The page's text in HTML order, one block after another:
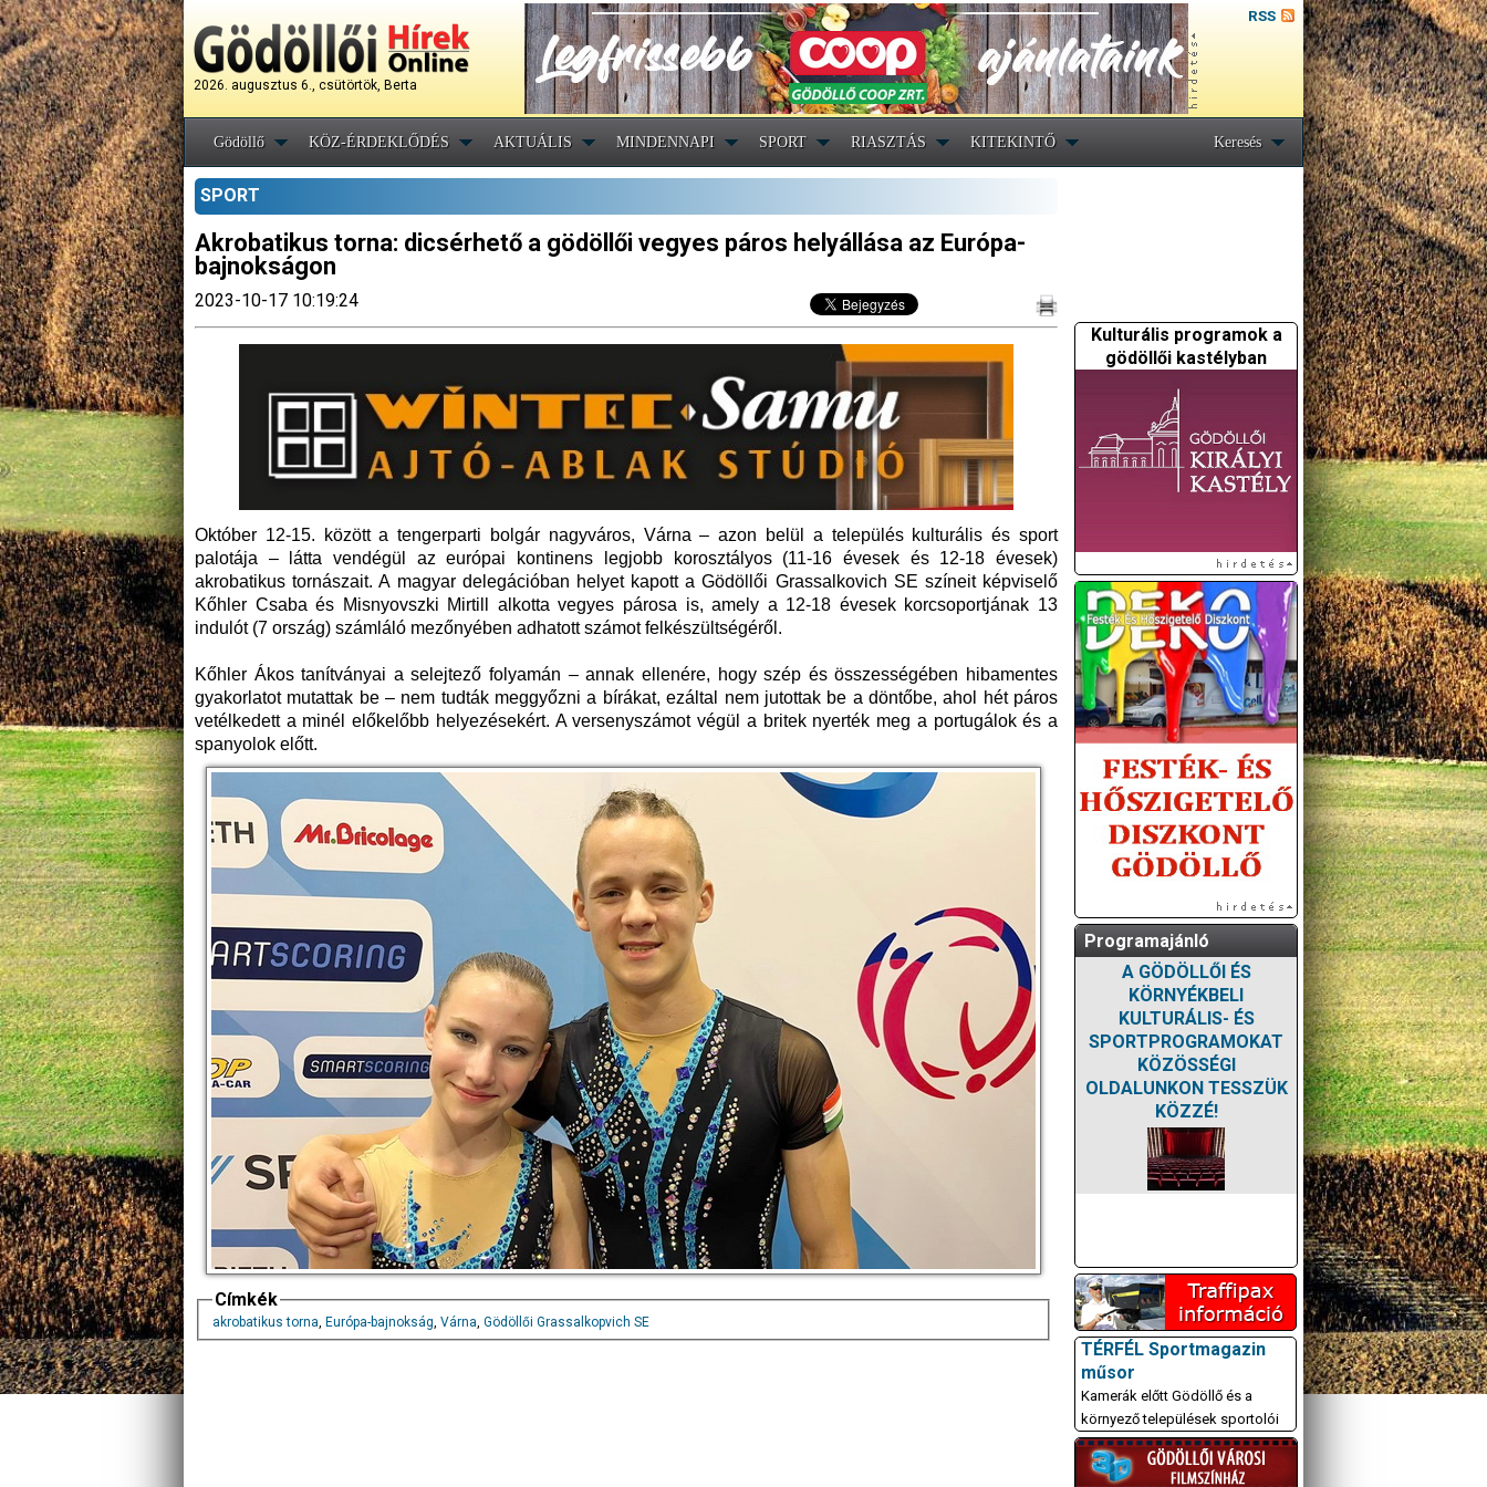
2026. augusztus 6., csütörtök, Berta
RSS
Gödöllő KÖZ-ÉRDEKLŐDÉS AKTUÁLIS MINDENNAPI SPORT RIASZTÁS KITEKINTŐ Keresés
SPORT
Akrobatikus torna: dicsérhető a gödöllői vegyes páros helyállása az Európa-
bajnokságon
2023-10-17 10:19:24
Október 12-15. között a tengerparti bolgár nagyváros, Várna – azon belül a település kulturális és sport
palotája – látta vendégül az európai kontinens legjobb korosztályos (11-16 évesek és 12-18 évesek)
akrobatikus tornászait. A magyar delegációban helyet kapott a Gödöllői Grassalkovich SE színeit képviselő
Kőhler Csaba és Misnyovszki Mirtill alkotta vegyes párosa is, amely a 12-18 évesek korcsoportjának 13
indulót (7 ország) számláló mezőnyében adhatott számot felkészültségéről.
Kőhler Ákos tanítványai a selejtező folyamán – annak ellenére, hogy szép és összességében hibamentes
gyakorlatot mutattak be – nem tudták meggyőzni a bírákat, ezáltal nem jutottak be a döntőbe, ahol hét páros
vetélkedett a minél előkelőbb helyezésekért. A versenyszámot végül a britek nyerték meg a portugálok és a
spanyolok előtt.
Címkék
akrobatikus torna, Európa-bajnokság, Várna, Gödöllői Grassalkopvich SE
Kulturális programok a
gödöllői kastélyban
Programajánló
A GÖDÖLLŐI ÉS
KÖRNYÉKBELI
KULTURÁLIS- ÉS
SPORTPROGRAMOKAT
KÖZÖSSÉGI
OLDALUNKON TESSZÜK
KÖZZÉ!
TÉRFÉL Sportmagazin
műsor
Kamerák előtt Gödöllő és a
környező települések sportolói